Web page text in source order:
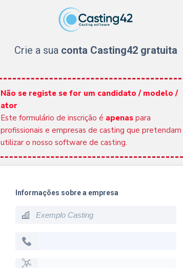
Crie a sua conta Casting42 gratuita
Não se registe se for um candidato / modelo /
ator
Este formulário de inscrição é apenas para
profissionais e empresas de casting que pretendam
utilizar o nosso software de casting.
Informações sobre a empresa
build